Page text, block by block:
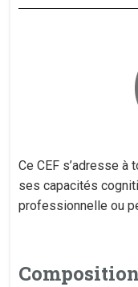
Ce CEF s’adresse à
ses capacités
professionnelle ou